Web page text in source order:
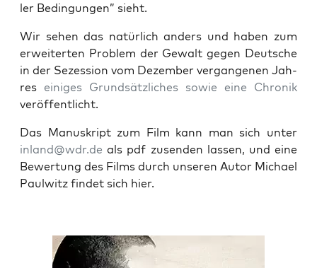
ler Bedin­gun­gen” sieht.
Wir sehen das natür­lich anders und haben zum
erwei­ter­ten Pro­blem der Gewalt gegen Deut­sche
in der Sezes­si­on vom Dezem­ber ver­gan­ge­nen Jah­
res eini­ges Grund­sätz­li­ches sowie eine Chro­nik
veröffentlicht.
Das Manu­skript zum Film kann man sich unter
inland@wdr.de als pdf zusen­den las­sen, und eine
Bewer­tung des Films durch unse­ren Autor Micha­el
Paul­witz fin­det sich hier.